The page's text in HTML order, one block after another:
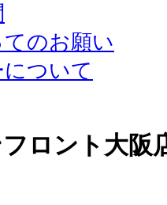
のお願い
ついて
フロント大